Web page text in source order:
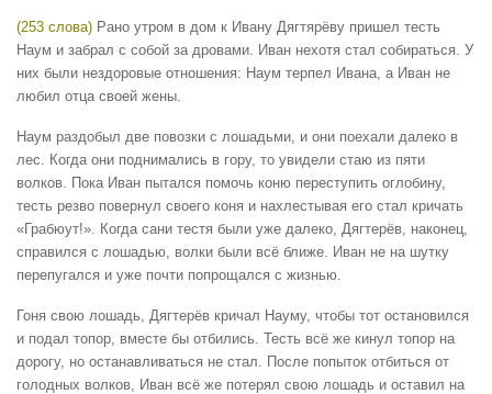
(253 слова) Рано утром в дом к Ивану Дягтярёву пришел тесть
Наум и забрал с собой за дровами. Иван нехотя стал собираться. У
них были нездоровые отношения: Наум терпел Ивана, а Иван не
любил отца своей жены.
Наум раздобыл две повозки с лошадьми, и они поехали далеко в
лес. Когда они поднимались в гору, то увидели стаю из пяти
волков. Пока Иван пытался помочь коню переступить оглобину,
тесть резво повернул своего коня и нахлестывая его стал кричать
«Грабюут!». Когда сани тестя были уже далеко, Дягтерёв, наконец,
справился с лошадью, волки были всё ближе. Иван не на шутку
перепугался и уже почти попрощался с жизнью.
Гоня свою лошадь, Дягтерёв кричал Науму, чтобы тот остановился
и подал топор, вместе бы отбились. Тесть всё же кинул топор на
дорогу, но останавливаться не стал. После попыток отбиться от
голодных волков, Иван всё же потерял свою лошадь и оставил на